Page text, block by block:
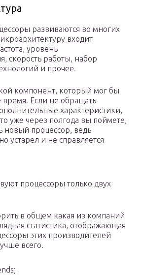
развиваются во многих
входит
уровень
скорость работы, набор
и прочее.
компонент, который мог бы
время. Если не обращать
характеристики,
уже через полгода вы поймете,
новый процессор, ведь
устарел и не справляется
процессоры только двух
в общем какая из компаний
статистика, отображающая
этих производителей
всего.